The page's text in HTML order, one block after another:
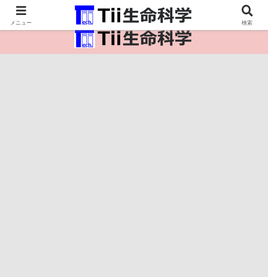
医療保健・生命・生物の情報インフラ。
メニュー 検索